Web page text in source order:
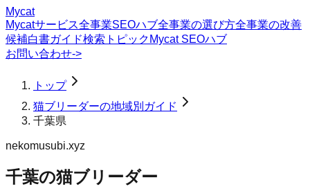
Mycat
Mycatサービス全事業SEOハブ全事業の選び方全事業の改善
候補白書ガイド検索トピック Mycat SEOハブ
お問い合わせ->
トップ
猫ブリーダーの地域別ガイド
千葉県
nekomusubi.xyz
千葉の猫ブリーダー